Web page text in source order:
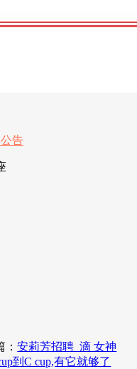
：安莉芳招聘_滴 女神
到C cup,有它就够了